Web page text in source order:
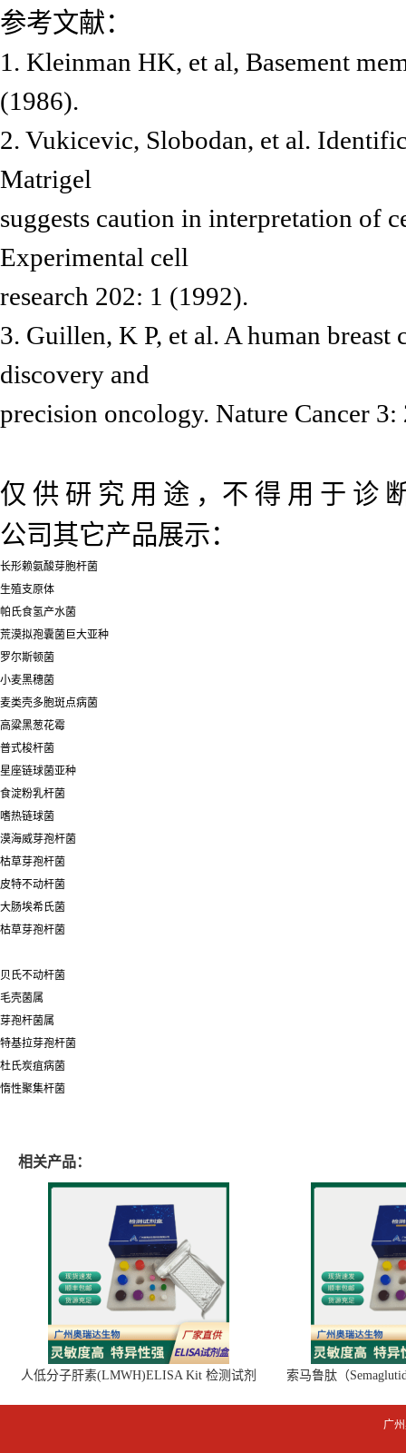
参考文献：
1. Kleinman HK, et al, Basement
(1986).
2. Vukicevic, Slobodan, et al.
Matrigel
suggests caution in interpretation of
Experimental cell
research 202: 1 (1992).
3. Guillen, K P, et al. A human
discovery and
precision oncology. Nature Cancer
仅 供 研 究 用 途 ，不 得 用 于 诊
公司其它产品展示：
长形赖氨酸芽胞杆菌
生殖支原体
帕氏食氢产水菌
荒漠拟孢囊菌巨大亚种
罗尔斯顿菌
小麦黑穗菌
麦类壳多胞斑点病菌
高粱黑葱花霉
普式梭杆菌
星座链球菌亚种
食淀粉乳杆菌
嗜热链球菌
漠海威芽孢杆菌
枯草芽孢杆菌
皮特不动杆菌
大肠埃希氏菌
枯草芽孢杆菌
贝氏不动杆菌
毛壳菌属
芽孢杆菌属
特基拉芽孢杆菌
杜氏炭疽病菌
惰性聚集杆菌
相关产品：
人低分子肝素(LMWH)ELISA Kit 检测试剂
索马鲁肽（
广